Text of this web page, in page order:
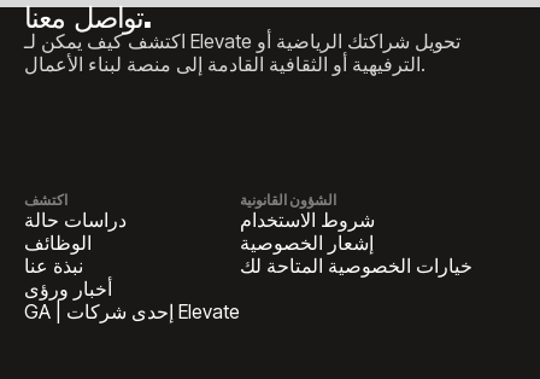
تواصل معنا.
اكتشف كيف يمكن لـ Elevate تحويل شراكتك الرياضية أو
الترفيهية أو الثقافية القادمة إلى منصة لبناء الأعمال.
اكتشف
دراسات حالة
الوظائف
نبذة عنا
أخبار ورؤى
GA | إحدى شركات Elevate
الشؤون القانونية
شروط الاستخدام
إشعار الخصوصية
خيارات الخصوصية المتاحة لك